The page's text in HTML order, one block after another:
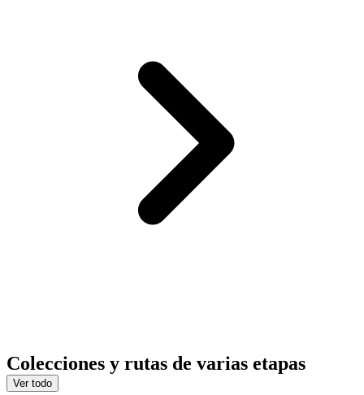
Colecciones y rutas de varias etapas
Ver todo